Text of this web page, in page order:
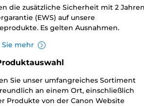
die zusätzliche Sicherheit mit 2
(EWS) auf unsere
Es gelten Ausnahmen.
Sie mehr
Sie unser umfangreiches Sortiment
an einem Ort, einschließlich
Produkte von der Canon Website